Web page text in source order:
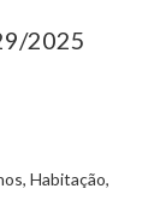
2025
Habitação,